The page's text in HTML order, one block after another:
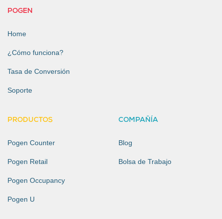
POGEN
Home
¿Cómo funciona?
Tasa de Conversión
Soporte
PRODUCTOS
Pogen Counter
Pogen Retail
Pogen Occupancy
Pogen U
COMPAÑÍA
Blog
Bolsa de Trabajo